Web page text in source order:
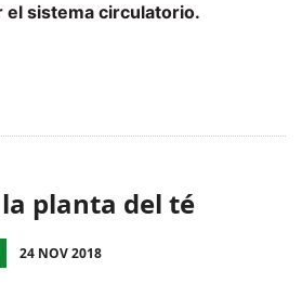
el sistema circulatorio.
planta del té
24 NOV 2018